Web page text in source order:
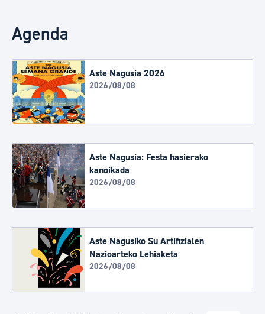
Agenda
Aste Nagusia 2026
2026/08/08
Aste Nagusia: Festa hasierako
kanoikada
2026/08/08
Aste Nagusiko Su Artifizialen
Nazioarteko Lehiaketa
2026/08/08